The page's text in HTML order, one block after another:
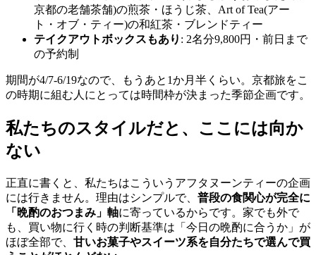
京都の老舗茶舗)の煎茶・ほうじ茶、Art of Tea(アー
ト・オブ・ティー)の和紅茶・ブレンドティー
テイクアウトボックスもあり : 2名分9,800円・前日まで
の予約制
期間が4/7-6/19なので、もうあと1か月半くらい。京都旅をこ
の時期に組む人にとっては時間枠が決まった季節企画です。
私たちのスタイルだと、ここには向か
ない
正直に書くと、私たちはこういうアフタヌーンティーの企画
には行きません。理由はシンプルで、 普段の食関心が完全に
「晩酌のおつまみ」軸に寄っているからです。家でも外で
も、買い物に行く時の判断基準は「今日の晩酌に合うか」が
ほぼ全部で、 甘いお菓子やスイーツ系を自分たちで選んで買